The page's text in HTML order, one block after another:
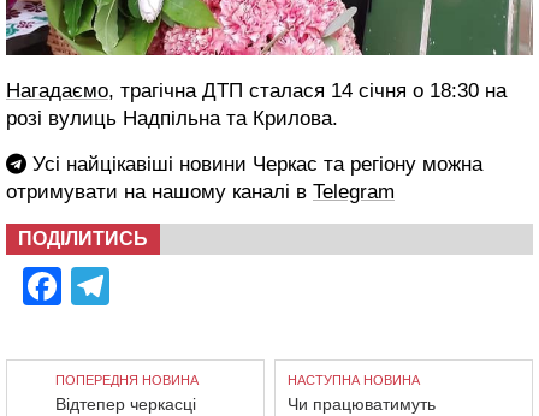
Нагадаємо, трагічна ДТП сталася 14 січня о 18:30 на
розі вулиць Надпільна та Крилова.
Усі найцікавіші новини Черкас та регіону можна
отримувати на нашому каналі в Telegram
ПОДІЛИТИСЬ
Facebook
ПОПЕРЕДНЯ НОВИНА
Відтепер черкасці
НАСТУПНА НОВИНА
Чи працюватимуть